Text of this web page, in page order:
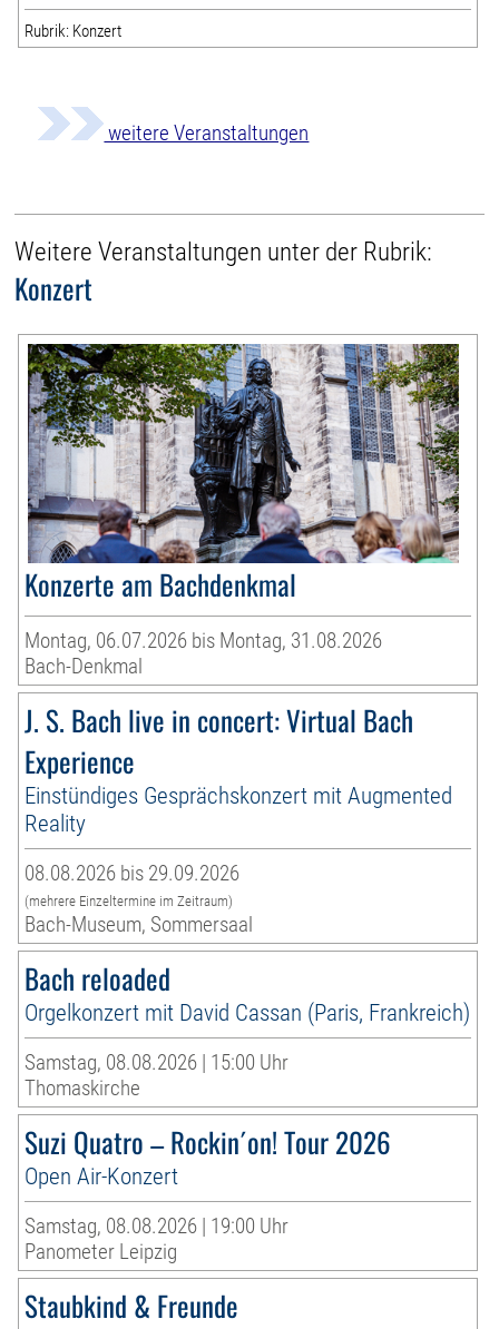
Rubrik: Konzert
weitere Veranstaltungen
Weitere Veranstaltungen unter der Rubrik:
Konzert
Konzerte am Bachdenkmal
Montag, 06.07.2026 bis Montag, 31.08.2026
Bach-Denkmal
J. S. Bach live in concert: Virtual Bach
Experience
Einstündiges Gesprächskonzert mit Augmented
Reality
08.08.2026 bis 29.09.2026
(mehrere Einzeltermine im Zeitraum)
Bach-Museum, Sommersaal
Bach reloaded
Orgelkonzert mit David Cassan (Paris, Frankreich)
Samstag, 08.08.2026 | 15:00 Uhr
Thomaskirche
Suzi Quatro – Rockin´on! Tour 2026
Open Air-Konzert
Samstag, 08.08.2026 | 19:00 Uhr
Panometer Leipzig
Staubkind & Freunde